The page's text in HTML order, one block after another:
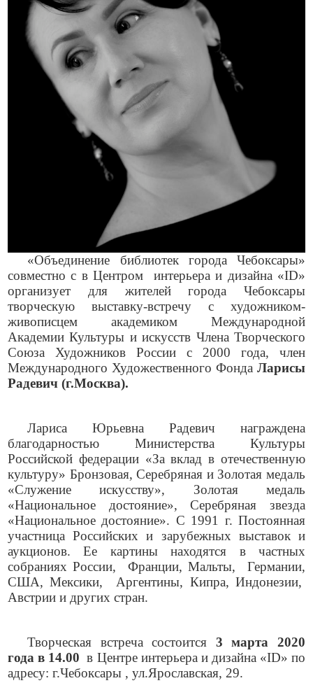
«Объединение библиотек города Чебоксары»
совместно с в Центром интерьера и дизайна «ID»
организует для жителей города Чебоксары
творческую выставку-встречу с художником-
живописцем академиком Международной
Академии Культуры и искусств Члена Творческого
Союза Художников России с 2000 года, член
Международного Художественного Фонда Ларисы
Радевич (г.Москва).
Лариса Юрьевна Радевич награждена
благодарностью Министерства Культуры
Российской федерации «За вклад в отечественную
культуру» Бронзовая, Серебряная и Золотая медаль
«Служение искусству», Золотая медаль
«Национальное достояние», Серебряная звезда
«Национальное достояние». С 1991 г. Постоянная
участница Российских и зарубежных выставок и
аукционов. Ее картины находятся в частных
собраниях России, Франции, Мальты, Германии,
США, Мексики, Аргентины, Кипра, Индонезии,
Австрии и других стран.
Творческая встреча состоится 3 марта 2020
года в 14.00 в Центре интерьера и дизайна «ID» по
адресу: г.Чебоксары , ул.Ярославская, 29.